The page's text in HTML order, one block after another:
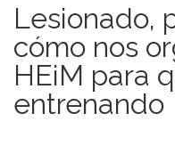
Lesionado,
cómo nos
HEiM para
entrenando